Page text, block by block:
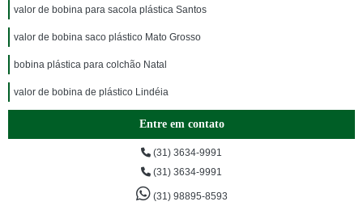
valor de bobina para sacola plástica Santos
valor de bobina saco plástico Mato Grosso
bobina plástica para colchão Natal
valor de bobina de plástico Lindéia
Entre em contato
(31) 3634-9991
(31) 3634-9991
(31) 98895-8593